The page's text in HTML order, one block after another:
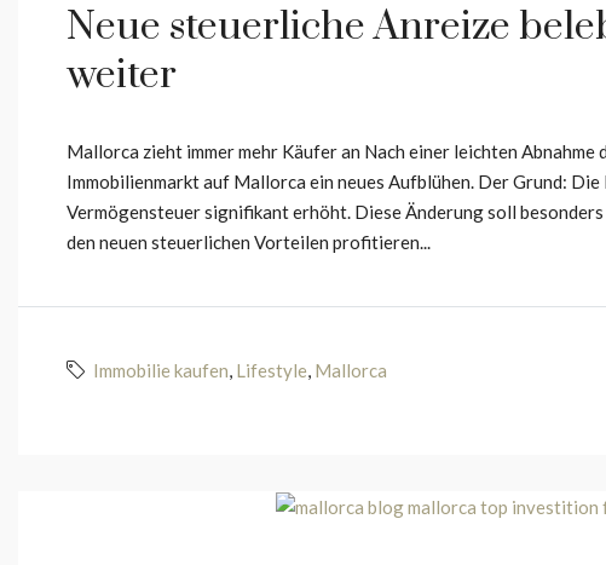
Neue steuerliche Anreize
weiter
Mallorca zieht immer mehr Käufer an Nach einer leichten
Immobilienmarkt auf Mallorca ein neues Aufblühen. Der Grund:
Vermögensteuer signifikant erhöht. Diese Änderung soll
den neuen steuerlichen Vorteilen profitieren...
Immobilie kaufen Lifestyle Mallorca